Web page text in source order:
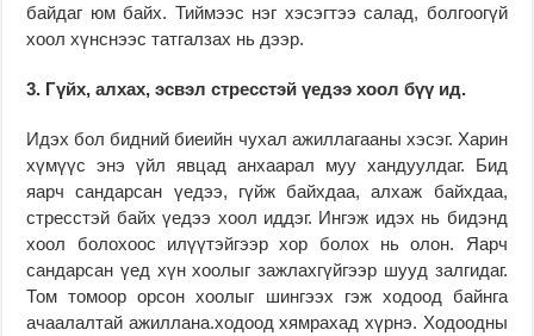
байдаг юм байх. Тиймээс нэг хэсэгтээ салад, болгоогүй
хоол хүнснээс татгалзах нь дээр.
3. Гүйх, алхах, эсвэл стресстэй үедээ хоол бүү ид.
Идэх бол бидний биеийн чухал ажиллагааны хэсэг. Харин
хүмүүс энэ үйл явцад анхаарал муу хандуулдаг. Бид
яарч сандарсан үедээ, гүйж байхдаа, алхаж байхдаа,
стресстэй байх үедээ хоол иддэг. Ингэж идэх нь бидэнд
хоол болохоос илүүтэйгээр хор болох нь олон. Яарч
сандарсан үед хүн хоолыг зажлахгүйгээр шууд залгидаг.
Том томоор орсон хоолыг шингээх гэж ходоод байнга
ачаалалтай ажиллана.ходоод хямрахад хүрнэ. Ходоодны